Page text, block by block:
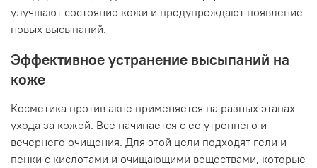
улучшают состояние кожи и предупреждают появление
новых высыпаний.
Эффективное устранение высыпаний на
коже
Косметика против акне применяется на разных этапах
ухода за кожей. Все начинается с ее утреннего и
вечернего очищения. Для этой цели подходят гели и
пенки с кислотами и очищающими веществами, которые